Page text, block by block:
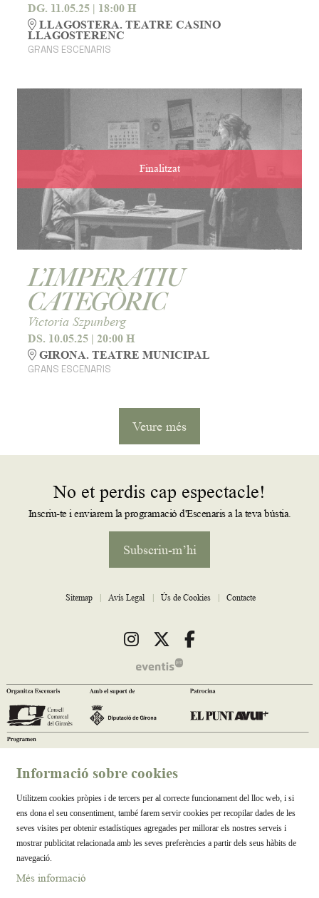
DG. 11.05.25 | 18:00 H
LLAGOSTERA. TEATRE CASINO
LLAGOSTERENC
GRANS ESCENARIS
Finalitzat
L’IMPERATIU
CATEGÒRIC
Victoria Szpunberg
DS. 10.05.25 | 20:00 H
GIRONA. TEATRE MUNICIPAL
GRANS ESCENARIS
Veure més
No et perdis cap espectacle!
Inscriu-te i enviarem la programació d'Escenaris a la teva bústia.
Subscriu-m’hi
Sitemap | Avís Legal | Ús de Cookies | Contacte
Link a instagram
Link a twitter
Link a facebook
Informació sobre cookies
Utilitzem cookies pròpies i de tercers per al correcte funcionament del lloc web, i si
ens dona el seu consentiment, també farem servir cookies per recopilar dades de les
seves visites per obtenir estadístiques agregades per millorar els nostres serveis i
mostrar publicitat relacionada amb les seves preferències a partir dels seus hàbits de
navegació.
Més informació